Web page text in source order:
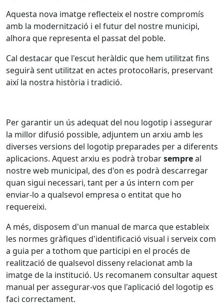
Aquesta nova imatge reflecteix el nostre compromís
amb la modernització i el futur del nostre municipi,
alhora que representa el passat del poble.
Cal destacar que l'escut heràldic que hem utilitzat fins
seguirà sent utilitzat en actes protocol·laris, preservant
així la nostra història i tradició.
Per garantir un ús adequat del nou logotip i assegurar
la millor difusió possible, adjuntem un arxiu amb les
diverses versions del logotip preparades per a diferents
aplicacions. Aquest arxiu es podrà trobarsempreal
nostre web municipal, des d'on es podrà descarregar
quan sigui necessari, tant per a ús intern com per
enviar-lo a qualsevol empresa o entitat que ho
requereixi.
A més, disposem d'un manual de marca que estableix
les normes gràfiques d'identificació visual i serveix com
a guia per a tothom que participi en el procés de
realització de qualsevol disseny relacionat amb la
imatge de la institució. Us recomanem consultar aquest
manual per assegurar-vos que l'aplicació del logotip es
faci correctament.